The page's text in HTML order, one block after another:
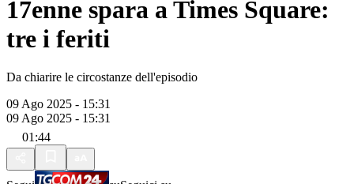
17enne spara a Times Square:
tre i feriti
Da chiarire le circostanze dell'episodio
09 Ago 2025 - 15:31
09 Ago 2025 - 15:31
01:44